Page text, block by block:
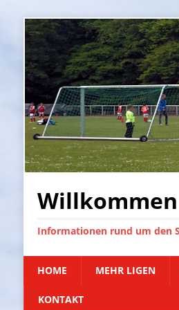
Willkommen
Informationen rund um den
HOME MEHR LIGEN
KONTAKT